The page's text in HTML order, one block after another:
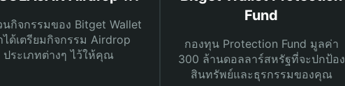
นกิจกรรมของ Bitget Wallet
ได้เตรียมกิจกรรม Airdrop
ประเภทต่างๆ ไว้ให้คุณ
Fund
กองทุน Protection Fund มูลค่า
300 ล้านดอลลาร์สหรัฐที่จะปกป้อง
สินทรัพย์และธุรกรรมของคุณ